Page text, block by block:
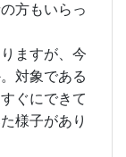
方もいらっ
ますが、今
対象である
ぐにできて
様子があり